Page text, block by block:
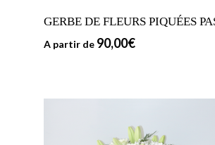
GERBE DE FLEURS PIQUÉES
A partir de 90,00€